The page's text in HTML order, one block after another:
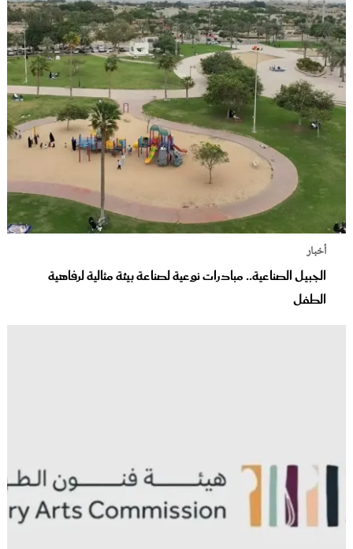
أخبار
الجبيل الصناعية.. مبادرات نوعية لصناعة بيئة مثالية لرفاهية
الطفل